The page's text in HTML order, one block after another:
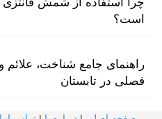
است؟
راهنمای جامع شناخت،
فصلی در تابستان